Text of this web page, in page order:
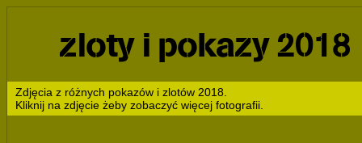
zloty i pokazy 2018
Zdjęcia z różnych pokazów i zlotów 2018.
Kliknij na zdjęcie żeby zobaczyć więcej fotografii.